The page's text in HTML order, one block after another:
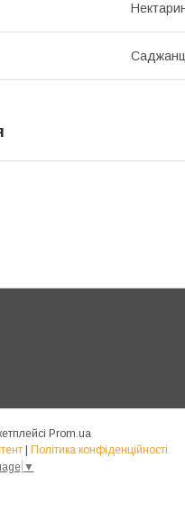
Prom.ua
Політика конфіденційності
▼